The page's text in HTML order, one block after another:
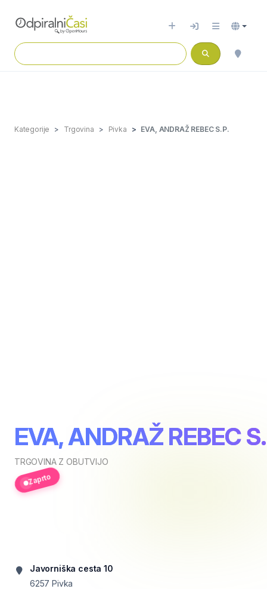
Kategorije Trgovina Pivka EVA, ANDRAŽ REBEC S.P.
EVA, ANDRAŽ REBEC
TRGOVINA Z OBUTVIJO
Zaprto
Javorniška cesta 10
6257 Pivka